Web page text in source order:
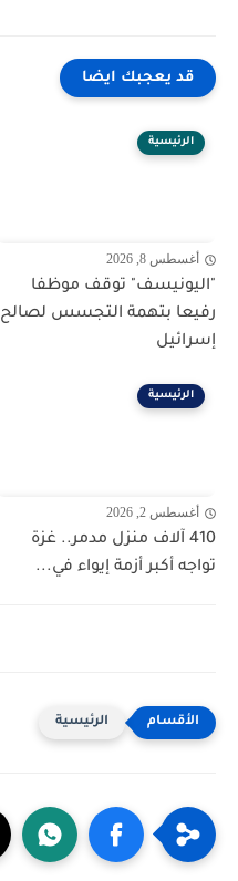
قد يعجبك ايضا
الرئيسية
أغسطس 8, 2026
"اليونيسف" توقف موظفا
رفيعا بتهمة التجسس لصالح
إسرائيل
الرئيسية
أغسطس 2, 2026
410 آلاف منزل مدمر.. غزة
تواجه أكبر أزمة إيواء في...
الرئيسية